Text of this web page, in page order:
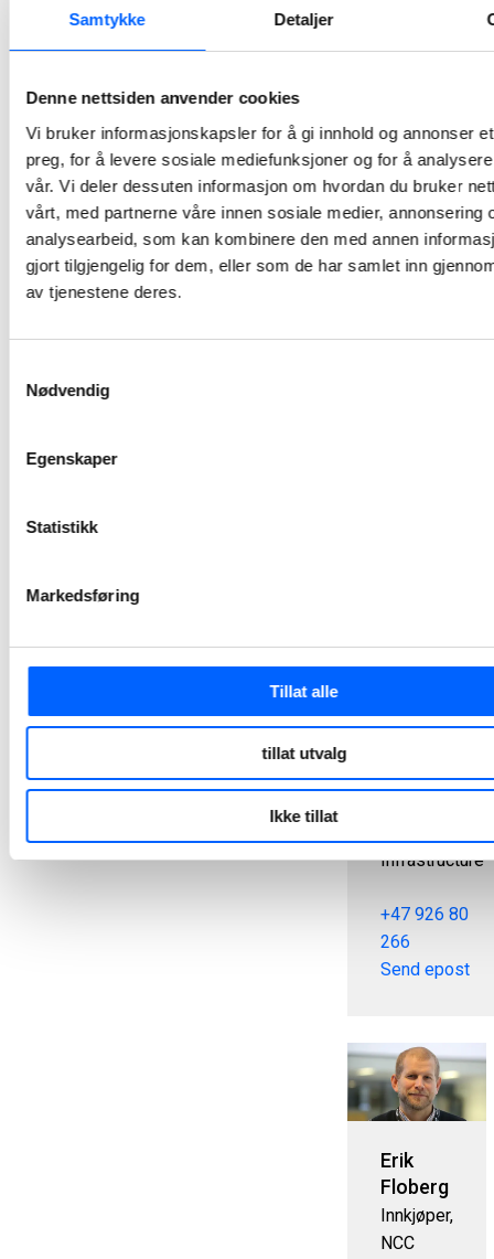
Samtykke Detaljer
Denne nettsiden anvender cookies
Vi bruker informasjonskapsler for å gi innhold og annonser
preg, for å levere sosiale mediefunksjoner og for å
vår. Vi deler dessuten informasjon om hvordan du bruker
vårt, med partnerne våre innen sosiale medier, annonsering
analysearbeid, som kan kombinere den med annen
gjort tilgjengelig for dem, eller som de har samlet inn
av tjenestene deres.
Nødvendig
Egenskaper
Statistikk
Markedsføring
Tillat alle
tillat utvalg
Ikke tillat
Rapporter
Elisabeth
Kristmoen
Infrastructure
+47 926 80
266
Send epost
Erik
Floberg
Innkjøper,
NCC